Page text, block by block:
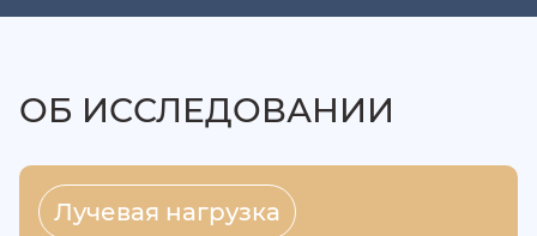
ОБ ИССЛЕДОВАНИИ
Лучевая нагрузка